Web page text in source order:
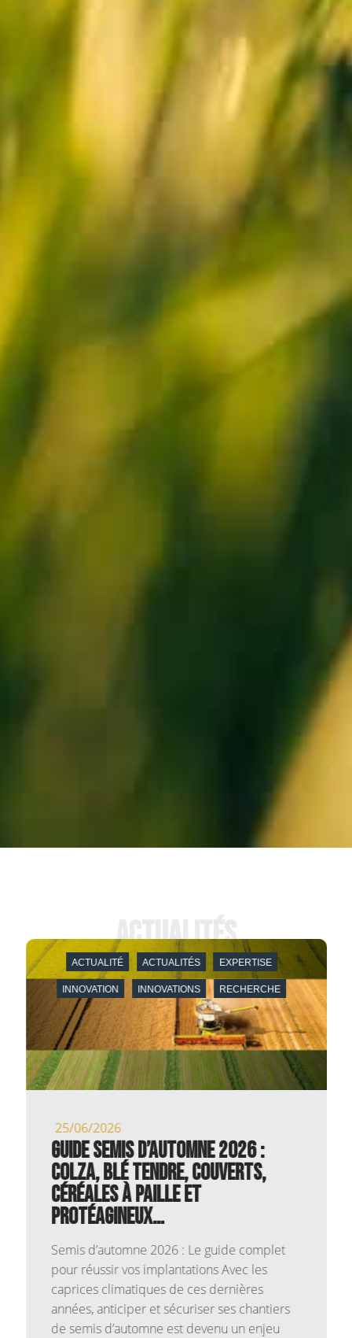
Actualités
ACTUALITÉ ACTUALITÉS EXPERTISE
INNOVATION INNOVATIONS RECHERCHE
25/06/2026
Guide Semis d’Automne 2026 :
Colza, Blé Tendre, Couverts,
Céréales à paille et
Protéagineux…
Semis d’automne 2026 : Le guide complet
pour réussir vos implantations Avec les
caprices climatiques de ces dernières
années, anticiper et sécuriser ses chantiers
de semis d’automne est devenu un enjeu